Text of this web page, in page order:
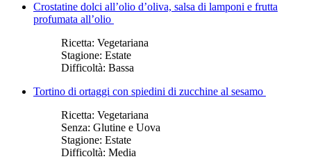
Crostatine dolci all’olio d’oliva, salsa di lamponi e frutta
profumata all’olio
Ricetta: Vegetariana
Stagione: Estate
Difficoltà: Bassa
Tortino di ortaggi con spiedini di zucchine al sesamo
Ricetta: Vegetariana
Senza: Glutine e Uova
Stagione: Estate
Difficoltà: Media